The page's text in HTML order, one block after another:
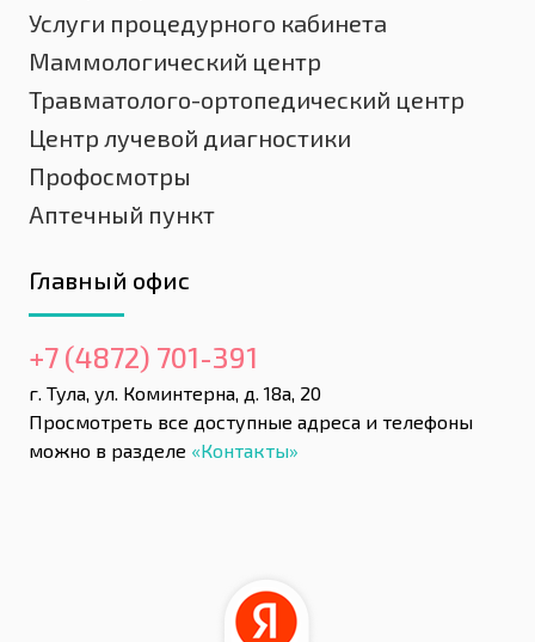
Услуги процедурного кабинета
Маммологический центр
Травматолого-ортопедический центр
Центр лучевой диагностики
Профосмотры
Аптечный пункт
Главный офис
+7 (4872) 701-391
г. Тула, ул. Коминтерна, д. 18а, 20
Просмотреть все доступные адреса и телефоны
можно в разделе «Контакты»